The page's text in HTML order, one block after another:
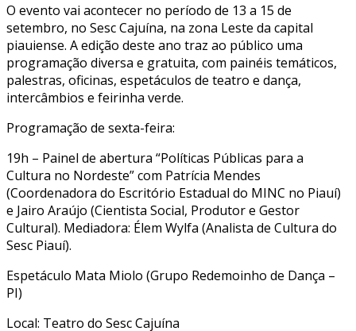
O evento vai acontecer no período de 13 a 15 de
setembro, no Sesc Cajuína, na zona Leste da capital
piauiense. A edição deste ano traz ao público uma
programação diversa e gratuita, com painéis temáticos,
palestras, oficinas, espetáculos de teatro e dança,
intercâmbios e feirinha verde.
Programação de sexta-feira:
19h – Painel de abertura “Políticas Públicas para a
Cultura no Nordeste” com Patrícia Mendes
(Coordenadora do Escritório Estadual do MINC no Piauí)
e Jairo Araújo (Cientista Social, Produtor e Gestor
Cultural). Mediadora: Élem Wylfa (Analista de Cultura do
Sesc Piauí).
Espetáculo Mata Miolo (Grupo Redemoinho de Dança –
PI)
Local: Teatro do Sesc Cajuína